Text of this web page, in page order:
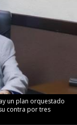
un plan orquestado
contra por tres